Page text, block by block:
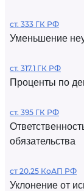
ст. 333 ГК РФ
Уменьшение
ст. 317.1 ГК РФ
Проценты по
ст. 395 ГК РФ
обязательства
ст 20.25 КоАП РФ
Уклонение от